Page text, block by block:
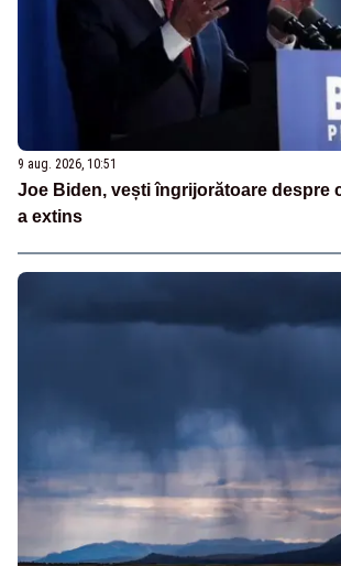
9 aug. 2026, 10:51
Joe Biden, vești îngrijorătoare despre
a extins